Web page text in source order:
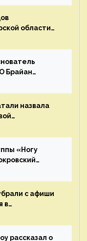
области
«Сплин»
Брайан
назвала
«Ногу
с афиши
в
отцов»
рассказал о